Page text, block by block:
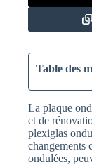
Table des
La plaque
et de
plexiglas
changements
ondulées,